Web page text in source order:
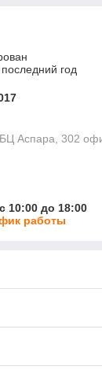
год
Аспара, 302
10:00 до 18:00
работы